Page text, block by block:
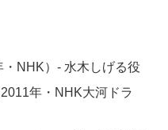
・NHK）- 水木しげる役
年・NHK大河ドラ